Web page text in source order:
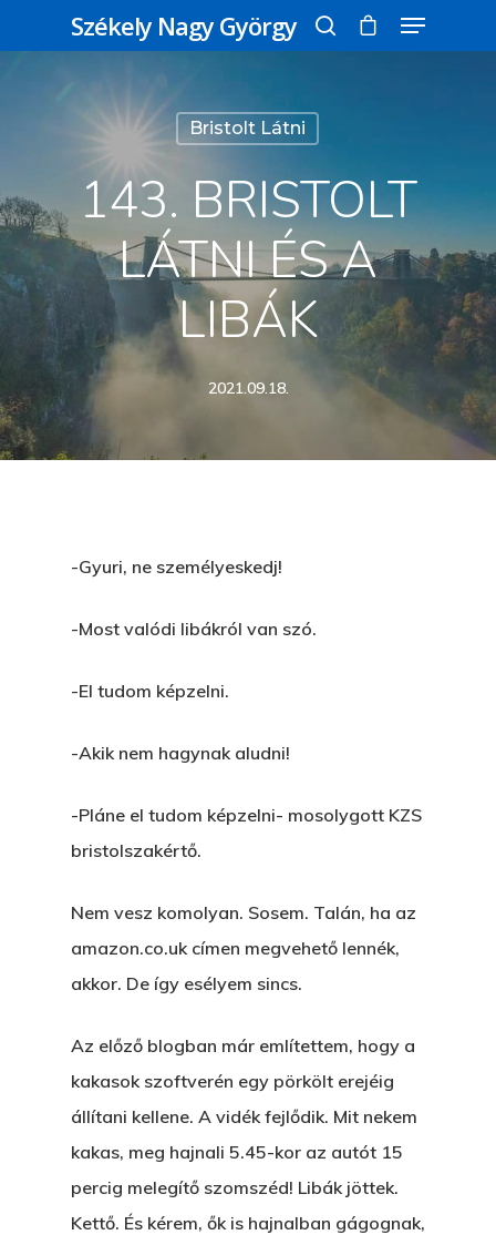
Üss egy entert a kereséshez, vagy nyomd
meg az ESC gombot a bezáráshoz
Székely Nagy György
Bristolt Látni
143. BRISTOLT
LÁTNI ÉS A
LIBÁK
2021.09.18.
-Gyuri, ne személyeskedj!
-Most valódi libákról van szó.
-El tudom képzelni.
-Akik nem hagynak aludni!
-Pláne el tudom képzelni- mosolygott KZS
bristolszakértő.
Nem vesz komolyan. Sosem. Talán, ha az
amazon.co.uk címen megvehető lennék,
akkor. De így esélyem sincs.
Az előző blogban már említettem, hogy a
kakasok szoftverén egy pörkölt erejéig
állítani kellene. A vidék fejlődik. Mit nekem
kakas, meg hajnali 5.45-kor az autót 15
percig melegítő szomszéd! Libák jöttek.
Kettő. És kérem, ők is hajnalban gágognak,